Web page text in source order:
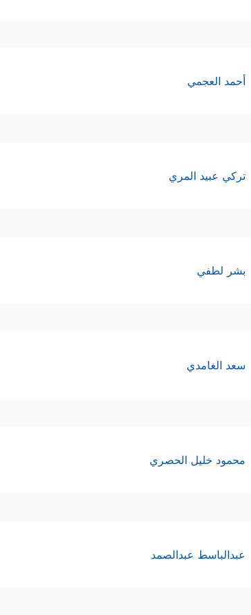
أحمد العجمي
تركي عبيد المري
بشر لطفي
سعد الغامدي
محمود خليل الحصري
عبدالباسط عبدالصمد